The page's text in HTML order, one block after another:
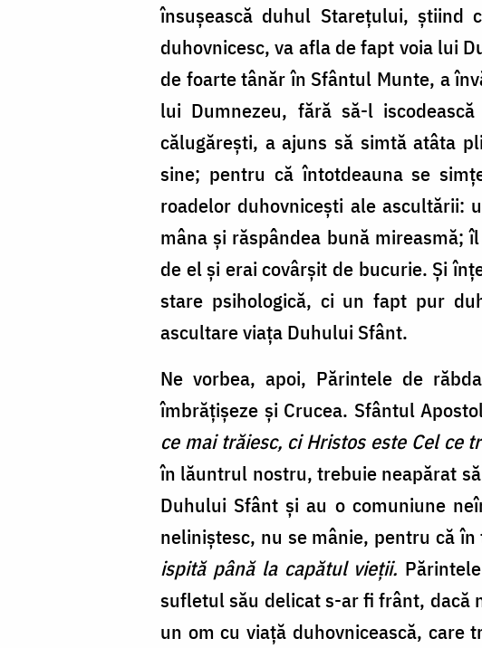
însuşească duhul Stareţului, ştiind
duhovnicesc, va afla de fapt voia lui
de foarte tânăr în Sfântul Munte, a
lui Dumnezeu, fără să-l
călugăreşti, a ajuns să simtă atâta
sine; pentru că întotdeauna se
roadelor duhovniceşti ale ascultării:
mâna şi răspândea bună mireasmă;
de el şi erai covârşit de bucurie. Şi
stare psihologică, ci un fapt pur
ascultare viaţa Duhului Sfânt.
Ne vorbea, apoi, Părintele de
îmbrăţişeze şi Crucea. Sfântul
ce mai trăiesc, ci Hristos este Cel ce
în lăuntrul nostru, trebuie neapărat
Duhului Sfânt şi au o comuniune
neliniştesc, nu se mânie, pentru că
ispită până la capătul vieţii.
sufletul său delicat s-ar fi frânt, dacă
un om cu viaţă duhovnicească, care